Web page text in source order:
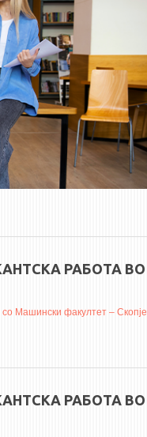
РАБОТА
со Машински факултет – Скопје
РАБОТА